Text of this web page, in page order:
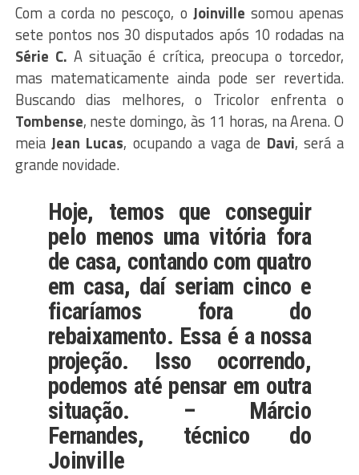
Com a corda no pescoço, o Joinville somou apenas
sete pontos nos 30 disputados após 10 rodadas na
Série C. A situação é crítica, preocupa o torcedor,
mas matematicamente ainda pode ser revertida.
Buscando dias melhores, o Tricolor enfrenta o
Tombense, neste domingo, às 11 horas, na Arena. O
meia Jean Lucas, ocupando a vaga de Davi, será a
grande novidade.
Hoje, temos que conseguir
pelo menos uma vitória fora
de casa, contando com quatro
em casa, daí seriam cinco e
ficaríamos fora do
rebaixamento. Essa é a nossa
projeção. Isso ocorrendo,
podemos até pensar em outra
situação. – Márcio
Fernandes, técnico do
Joinville